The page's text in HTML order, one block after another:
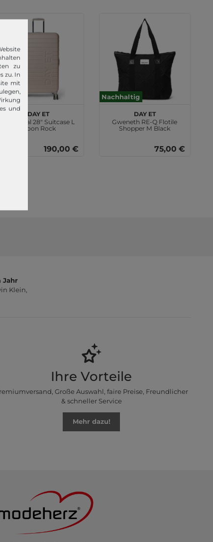
DAY ET
Day Tonal 28" Suitcase L
Moon Rock
190,00 €
Nachhaltig
DAY ET
Gweneth RE-Q Flotile
Shopper M Black
75,00 €
Jahr
Klein,
Ihre Vorteile
Große Auswahl, faire Preise, Freundlicher
& schneller Service
Mehr dazu!
zu
zu. In
mit
und